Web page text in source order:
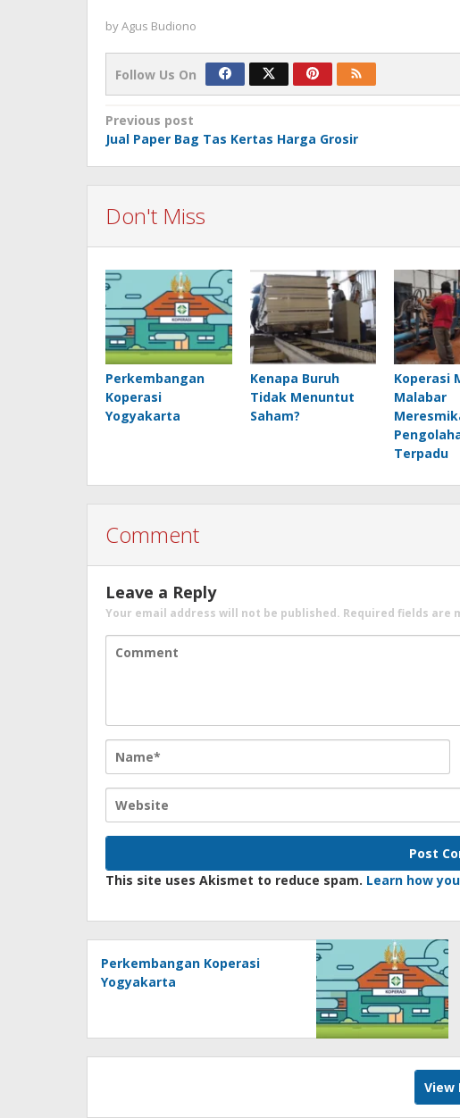
byAgus Budiono
Follow Us On
Post
navigation
Previous post
Jual Paper Bag Tas Kertas Harga Grosir
Don't Miss
Perkembangan
Koperasi
Yogyakarta
Kenapa Buruh
Tidak Menuntut
Saham?
Koperasi
Malabar
Terpadu
Comment
Leave a Reply
Your email address will not be published. Required fields are
This site uses Akismet to reduce spam. Learn how
Perkembangan Koperasi
Yogyakarta
View